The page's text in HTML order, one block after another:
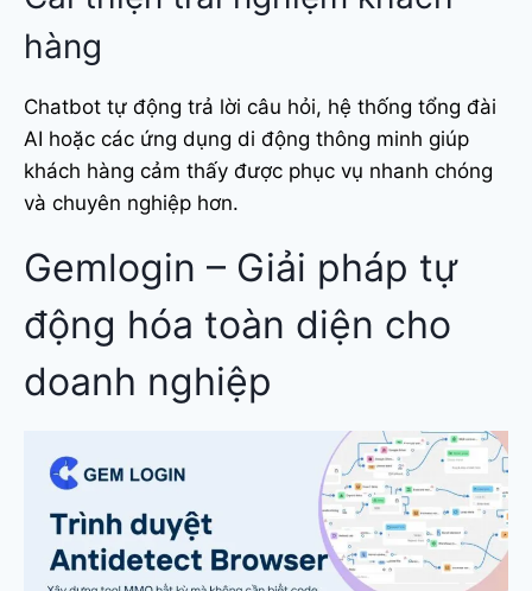
hàng
Chatbot tự động trả lời câu hỏi, hệ thống tổng đài
AI hoặc các ứng dụng di động thông minh giúp
khách hàng cảm thấy được phục vụ nhanh chóng
và chuyên nghiệp hơn.
Gemlogin – Giải pháp tự
động hóa toàn diện cho
doanh nghiệp